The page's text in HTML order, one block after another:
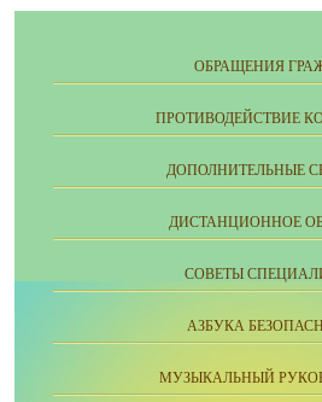
ОБРАЩЕНИЯ
ПРОТИВОДЕЙСТВИЕ
ДОПОЛНИТЕЛЬНЫЕ
ДИСТАНЦИОННОЕ
СОВЕТЫ
АЗБУКА
МУЗЫКАЛЬНЫЙ